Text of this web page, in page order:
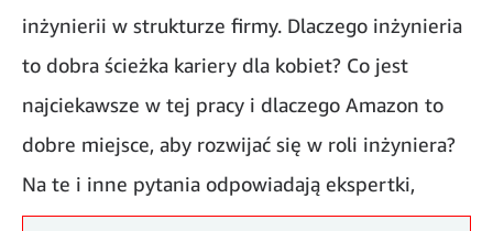
inżynierii w strukturze firmy. Dlaczego inżynieria
to dobra ścieżka kariery dla kobiet? Co jest
najciekawsze w tej pracy i dlaczego Amazon to
dobre miejsce, aby rozwijać się w roli inżyniera?
Na te i inne pytania odpowiadają ekspertki,
których doświadczenia pokazują, że kobiety w